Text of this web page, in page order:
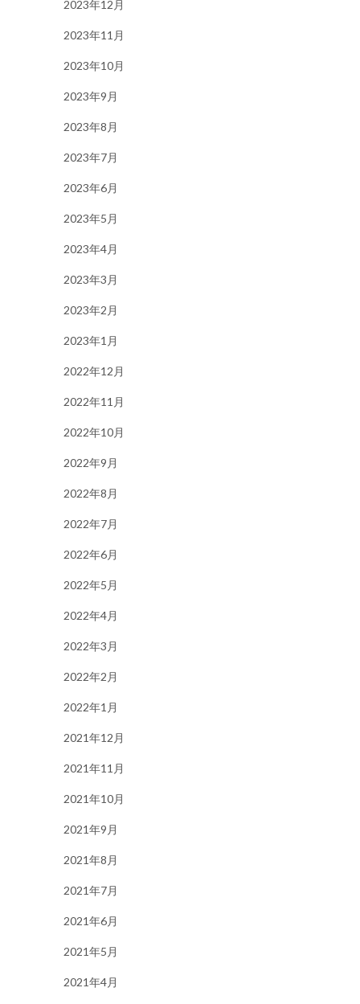
2023年12月
2023年11月
2023年10月
2023年9月
2023年8月
2023年7月
2023年6月
2023年5月
2023年4月
2023年3月
2023年2月
2023年1月
2022年12月
2022年11月
2022年10月
2022年9月
2022年8月
2022年7月
2022年6月
2022年5月
2022年4月
2022年3月
2022年2月
2022年1月
2021年12月
2021年11月
2021年10月
2021年9月
2021年8月
2021年7月
2021年6月
2021年5月
2021年4月